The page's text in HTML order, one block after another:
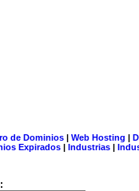
de Dominios| Web Hosting |
Expirados | Industrias |